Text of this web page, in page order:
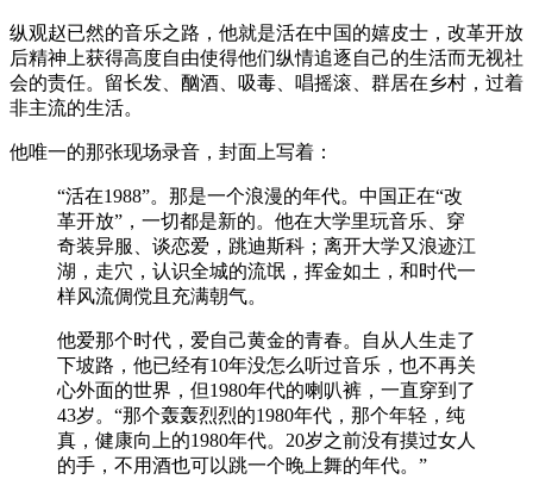
纵观赵已然的音乐之路，他就是活在中国的嬉皮士，改革开放
后精神上获得高度自由使得他们纵情追逐自己的生活而无视社
会的责任。留长发、酗酒、吸毒、唱摇滚、群居在乡村，过着
非主流的生活。
他唯一的那张现场录音，封面上写着：
“活在1988”。那是一个浪漫的年代。中国正在“改
革开放”，一切都是新的。他在大学里玩音乐、穿
奇装异服、谈恋爱，跳迪斯科；离开大学又浪迹江
湖，走穴，认识全城的流氓，挥金如土，和时代一
样风流倜傥且充满朝气。
他爱那个时代，爱自己黄金的青春。自从人生走了
下坡路，他已经有10年没怎么听过音乐，也不再关
心外面的世界，但1980年代的喇叭裤，一直穿到了
43岁。“那个轰轰烈烈的1980年代，那个年轻，纯
真，健康向上的1980年代。20岁之前没有摸过女人
的手，不用酒也可以跳一个晚上舞的年代。”